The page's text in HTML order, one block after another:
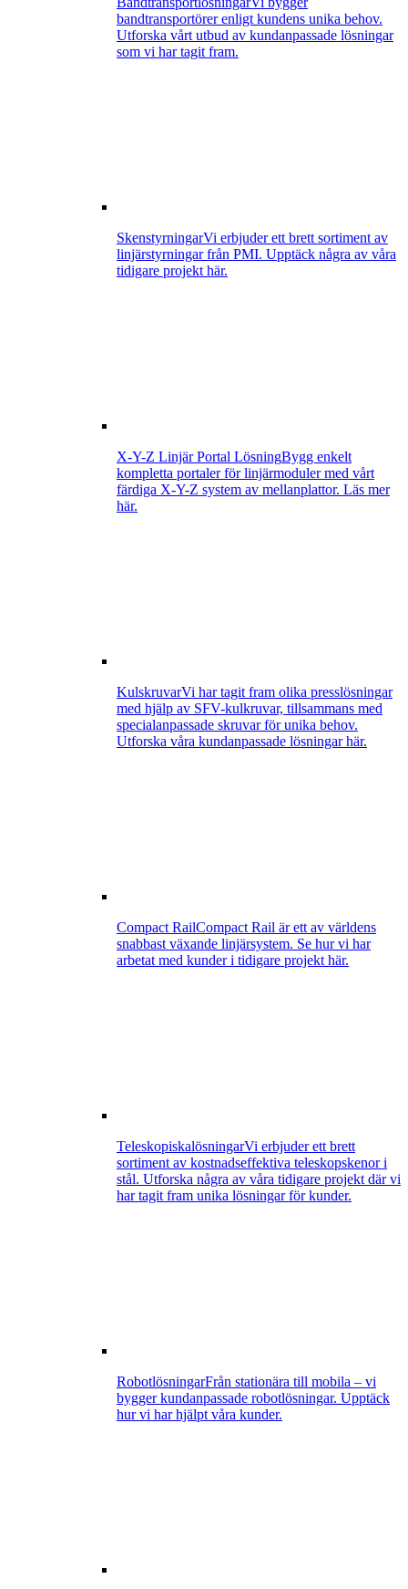
bandtransportörer enligt kundens unika behov.
Utforska vårt utbud av kundanpassade lösningar
som vi har tagit fram.
SkenstyrningarVi erbjuder ett brett sortiment av
linjärstyrningar från PMI. Upptäck några av våra
tidigare projekt här.
X-Y-Z Linjär Portal LösningBygg enkelt
kompletta portaler för linjärmoduler med vårt
färdiga X-Y-Z system av mellanplattor. Läs mer
här.
KulskruvarVi har tagit fram olika presslösningar
med hjälp av SFV-kulkruvar, tillsammans med
specialanpassade skruvar för unika behov.
Utforska våra kundanpassade lösningar här.
Compact RailCompact Rail är ett av världens
snabbast växande linjärsystem. Se hur vi har
arbetat med kunder i tidigare projekt här.
TeleskopiskalösningarVi erbjuder ett brett
sortiment av kostnadseffektiva teleskopskenor i
stål. Utforska några av våra tidigare projekt där vi
har tagit fram unika lösningar för kunder.
RobotlösningarFrån stationära till mobila – vi
bygger kundanpassade robotlösningar. Upptäck
hur vi har hjälpt våra kunder.